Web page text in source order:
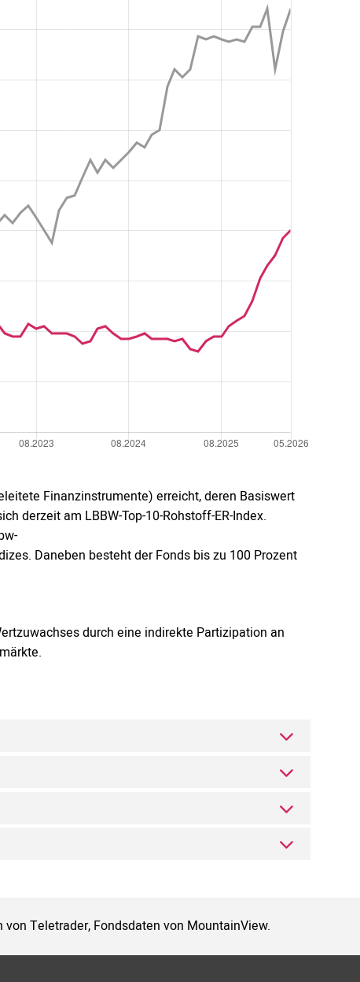
Finanzinstrumente) erreicht, deren Basiswert
derzeit am LBBW-Top-10-Rohstoff-ER-Index.
Daneben besteht der Fonds bis zu 100 Prozent
durch eine indirekte Partizipation an
Teletrader, Fondsdaten von MountainView.